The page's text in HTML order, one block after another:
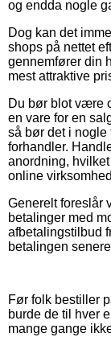
og endda nogle
Dog kan det
shops på nettet
gennemfører din
mest attraktive
Du bør blot være
en vare for en
så bør det i
forhandler.
anordning,
online
Generelt foreslår
betalinger med
afbetalingstilbud
betalingen
Før folk bestiller
burde de til hver
mange gange